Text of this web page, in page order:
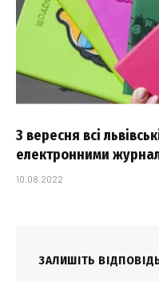
З вересня всі
електронними
10.08.2022
ЗАЛИШІТЬ